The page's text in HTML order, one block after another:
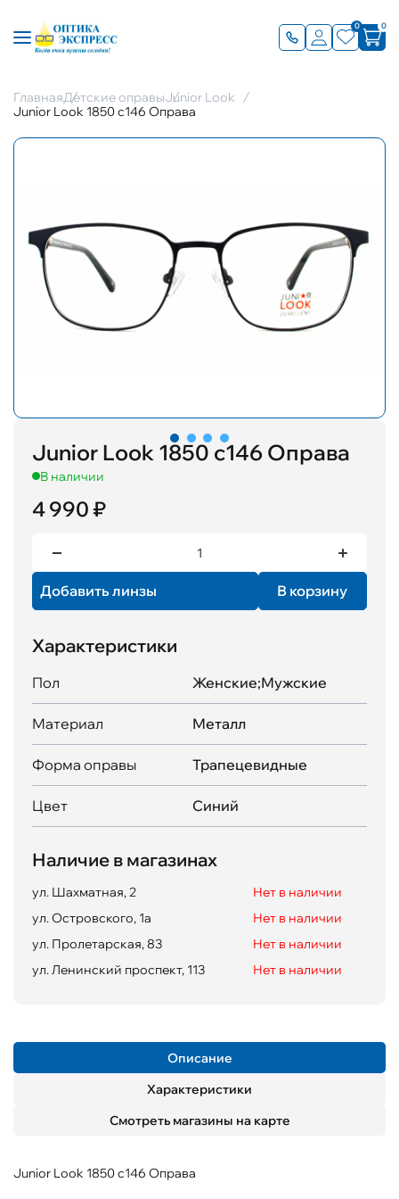
0 0
ГлавнаяДетские оправыJunior Look
Junior Look 1850 c146 Оправа
Junior Look 1850 c146 Оправа
В наличии
4 990 ₽
Добавить линзы В корзину
Характеристики
Пол Женские;Мужские
Материал Металл
Форма оправы Трапецевидные
Цвет Синий
Наличие в магазинах
ул. Шахматная, 2
Нет в наличии
ул. Островского, 1а
Нет в наличии
ул. Пролетарская, 83
Нет в наличии
ул. Ленинский проспект, 113
Нет в наличии
Описание
Характеристики
Смотреть магазины на карте
Junior Look 1850 c146 Оправа